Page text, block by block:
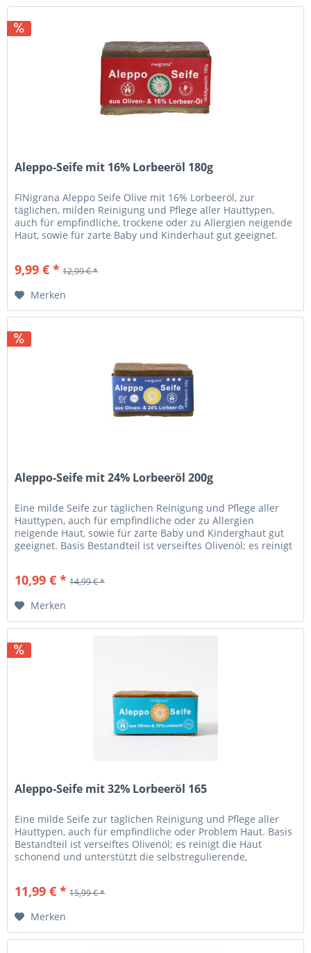
Aleppo-Seife mit 16% Lorbeeröl 180g
FINigrana Aleppo Seife Olive mit 16% Lorbeeröl, zur
täglichen, milden Reinigung und Pflege aller Hauttypen,
auch für empfindliche, trockene oder zu Allergien neigende
Haut, sowie für zarte Baby und Kinderhaut gut geeignet.
9,99 € * 12,99 € *
Merken
Aleppo-Seife mit 24% Lorbeeröl 200g
Eine milde Seife zur täglichen Reinigung und Pflege aller
Hauttypen, auch für empfindliche oder zu Allergien
neigende Haut, sowie für zarte Baby und Kinderghaut gut
geeignet. Basis Bestandteil ist verseiftes Olivenöl; es reinigt
10,99 € * 14,99 € *
Merken
Aleppo-Seife mit 32% Lorbeeröl 165
Eine milde Seife zur täglichen Reinigung und Pflege aller
Hauttypen, auch für empfindliche oder Problem Haut. Basis
Bestandteil ist verseiftes Olivenöl; es reinigt die Haut
schonend und unterstützt die selbstregulierende,
11,99 € * 15,99 € *
Merken